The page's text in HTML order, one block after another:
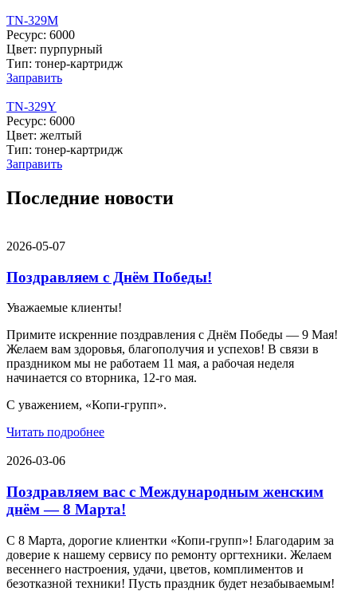
TN-329M
Ресурс: 6000
Цвет: пурпурный
Тип: тонер-картридж
Заправить
TN-329Y
Ресурс: 6000
Цвет: желтый
Тип: тонер-картридж
Заправить
Последние новости
2026-05-07
Поздравляем с Днём Победы!
Уважаемые клиенты!
Примите искренние поздравления с Днём Победы — 9 Мая!
Желаем вам здоровья, благополучия и успехов! В связи в
праздником мы не работаем 11 мая, а рабочая неделя
начинается со вторника, 12-го мая.
С уважением, «Копи-групп».
Читать подробнее
2026-03-06
Поздравляем вас с Международным женским
днём — 8 Марта!
С 8 Марта, дорогие клиентки «Копи‑групп»! Благодарим за
доверие к нашему сервису по ремонту оргтехники. Желаем
весеннего настроения, удачи, цветов, комплиментов и
безотказной техники! Пусть праздник будет незабываемым!